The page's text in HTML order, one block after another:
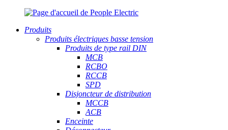
Produits
Produits électriques basse tension
Produits de type rail DIN
MCB
RCBO
RCCB
SPD
Disjoncteur de distribution
MCCB
ACB
Enceinte